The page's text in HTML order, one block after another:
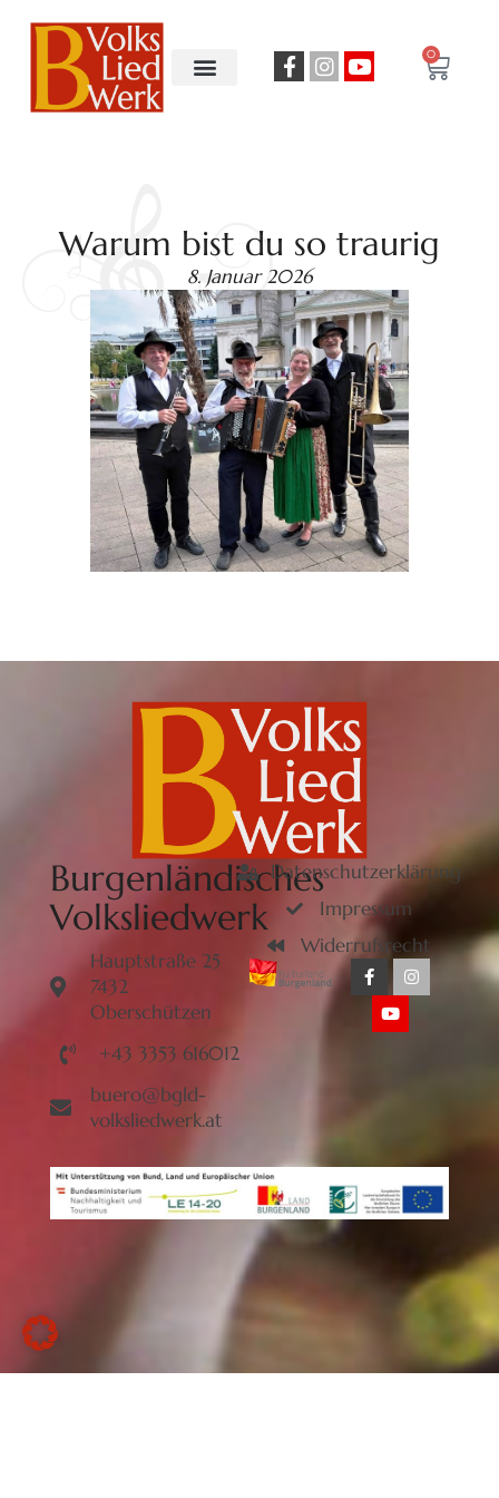
0
Warum bist du so traurig
8. Januar 2026
Burgenländisches
Volksliedwerk
Hauptstraße 25
7432
Oberschützen
+43 3353 616012
buero@bgld-
volksliedwerk.at
Datenschutzerklärung
Impressum
Widerrufsrecht